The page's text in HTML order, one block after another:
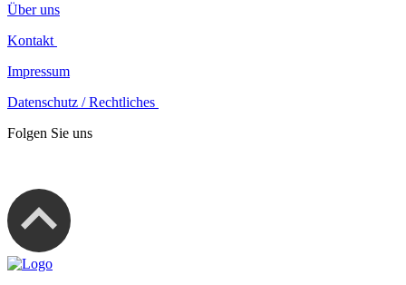
Über uns
Kontakt
Impressum
Datenschutz / Rechtliches
Folgen Sie uns